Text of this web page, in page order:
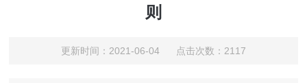
则
更新时间：2021-06-04 点击次数：2117